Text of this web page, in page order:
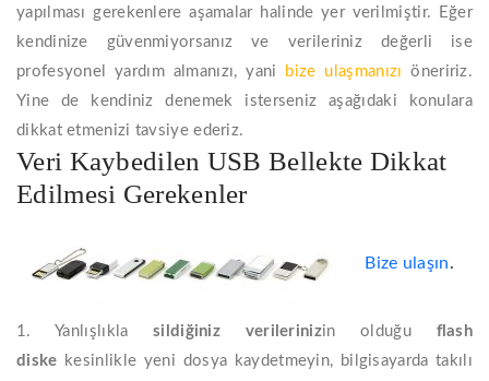
yapılması gerekenlere aşamalar halinde yer verilmiştir. Eğer
kendinize güvenmiyorsanız ve verileriniz değerli ise
profesyonel yardım almanızı, yani
bize ulaşmanızı öneririz.
Yine de kendiniz denemek isterseniz aşağıdaki konulara
dikkat etmenizi tavsiye ederiz.
Veri Kaybedilen USB Bellekte Dikkat
Edilmesi Gerekenler
1. Yanlışlıklasildiğiniz verilerinizin olduğu flash
diske kesinlikle yeni dosya kaydetmeyin, bilgisayarda takılı
Bize ulaşın.